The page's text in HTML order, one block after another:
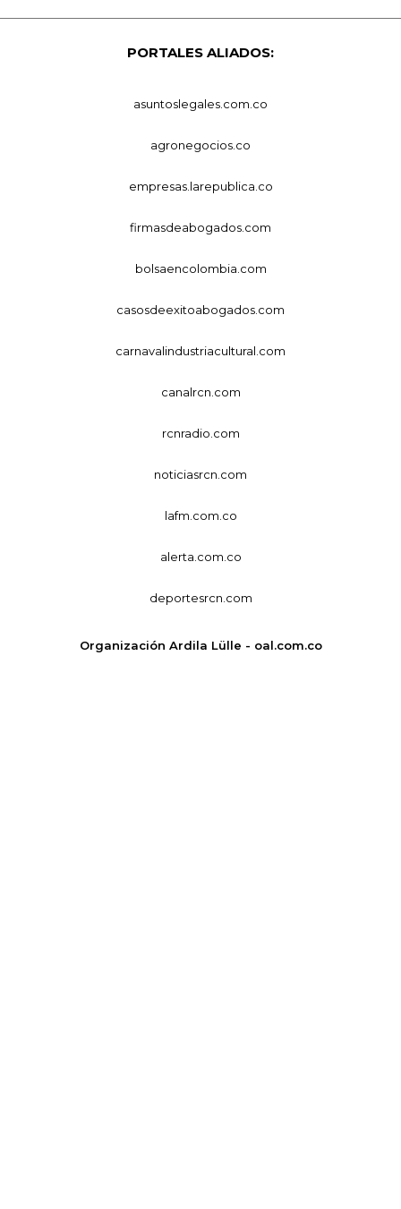
PORTALES ALIADOS:
asuntoslegales.com.co
agronegocios.co
empresas.larepublica.co
firmasdeabogados.com
bolsaencolombia.com
casosdeexitoabogados.com
carnavalindustriacultural.com
canalrcn.com
rcnradio.com
noticiasrcn.com
lafm.com.co
alerta.com.co
deportesrcn.com
Organización Ardila Lülle - oal.com.co